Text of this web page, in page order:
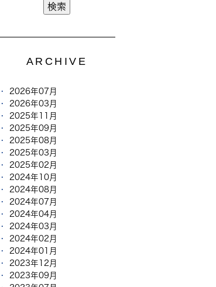
ARCHIVE
2026年07月
2026年03月
2025年11月
2025年09月
2025年08月
2025年03月
2025年02月
2024年10月
2024年08月
2024年07月
2024年04月
2024年03月
2024年02月
2024年01月
2023年12月
2023年09月